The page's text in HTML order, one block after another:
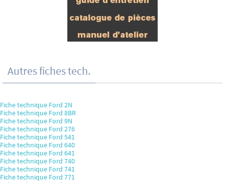
Autres fiches tech.
Fiche technique Ford 2N
Fiche technique Ford 8BR
Fiche technique Ford 9N
Fiche technique Ford 276
Fiche technique Ford 541
Fiche technique Ford 640
Fiche technique Ford 641
Fiche technique Ford 740
Fiche technique Ford 741
Fiche technique Ford 771